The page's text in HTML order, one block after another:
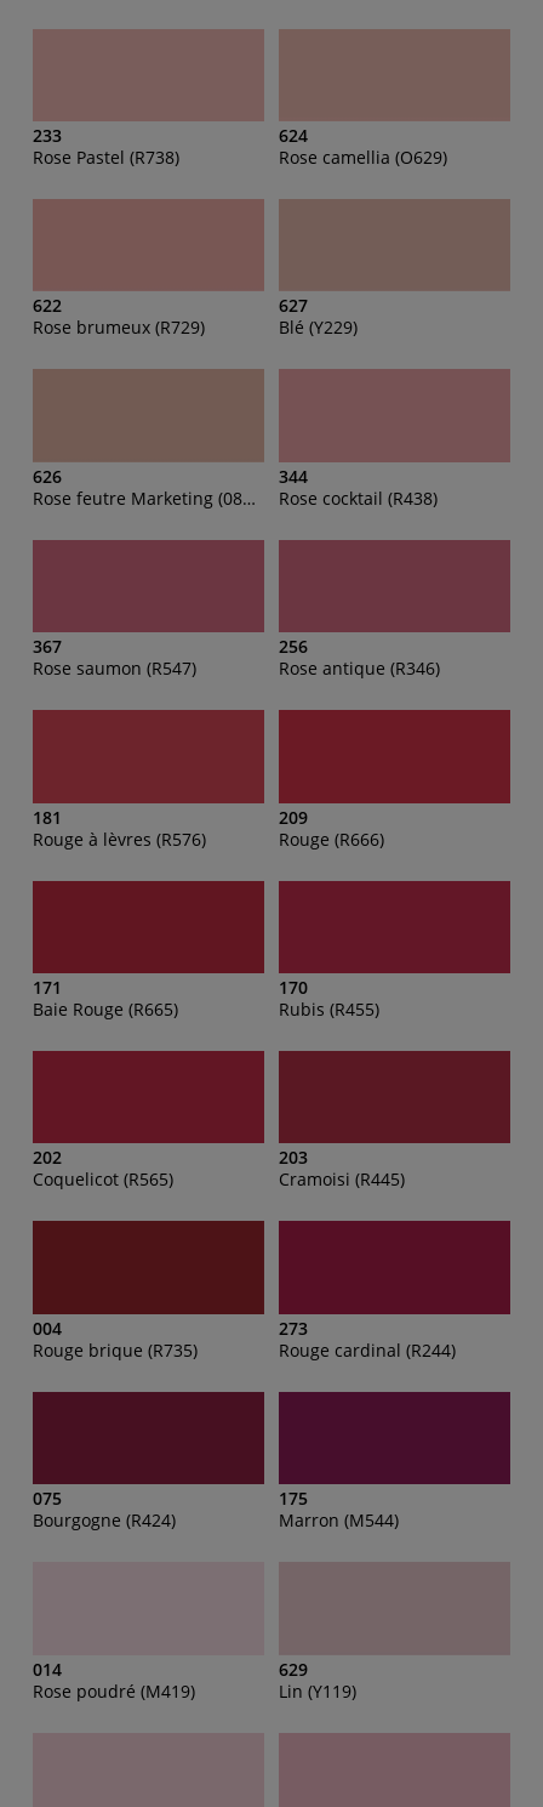
233
Rose Pastel (R738)
624
Rose camellia (O629)
622
Rose brumeux (R729)
627
Blé (Y229)
626
Rose feutre Marketing (0829)
344
Rose cocktail (R438)
367
Rose saumon (R547)
256
Rose antique (R346)
181
Rouge à lèvres (R576)
209
Rouge (R666)
171
Baie Rouge (R665)
170
Rubis (R455)
202
Coquelicot (R565)
203
Cramoisi (R445)
004
Rouge brique (R735)
273
Rouge cardinal (R244)
075
Bourgogne (R424)
175
Marron (M544)
014
Rose poudré (M419)
629
Lin (Y119)